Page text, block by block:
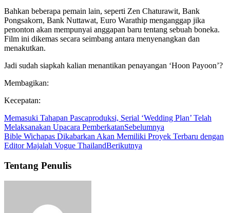
Bahkan beberapa pemain lain, seperti Zen Chaturawit, Bank
Pongsakorn, Bank Nuttawat, Euro Warathip menganggap jika
penonton akan mempunyai anggapan baru tentang sebuah boneka.
Film ini dikemas secara seimbang antara menyenangkan dan
menakutkan.
Jadi sudah siapkah kalian menantikan penayangan ‘Hoon Payoon’?
Membagikan:
Kecepatan:
Memasuki Tahapan Pascaproduksi, Serial ‘Wedding Plan’ Telah
Melaksanakan Upacara PemberkatanSebelumnya
Bible Wichapas Dikabarkan Akan Memiliki Proyek Terbaru dengan
Editor Majalah Vogue ThailandBerikutnya
Tentang Penulis